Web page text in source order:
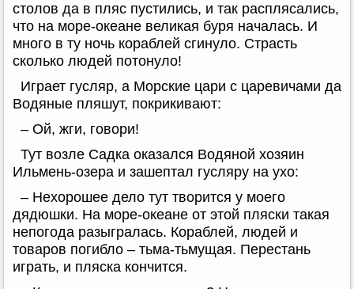
столов да в пляс пустились, и так расплясались,
что на море-океане великая буря началась. И
много в ту ночь кораблей сгинуло. Страсть
сколько людей потонуло!
Играет гусляр, а Морские цари с царевичами да
Водяные пляшут, покрикивают:
– Ой, жги, говори!
Тут возле Садка оказался Водяной хозяин
Ильмень-озера и зашептал гусляру на ухо:
– Нехорошее дело тут творится у моего
дядюшки. На море-океане от этой пляски такая
непогода разыгралась. Кораблей, людей и
товаров погибло – тьма-тьмущая. Перестань
играть, и пляска кончится.